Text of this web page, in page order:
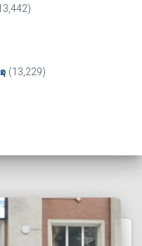
(13,229)